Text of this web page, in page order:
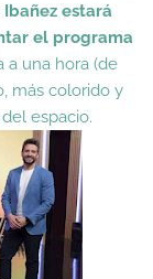
Ibañez estará
el programa
a una hora (de
más colorido y
espacio.